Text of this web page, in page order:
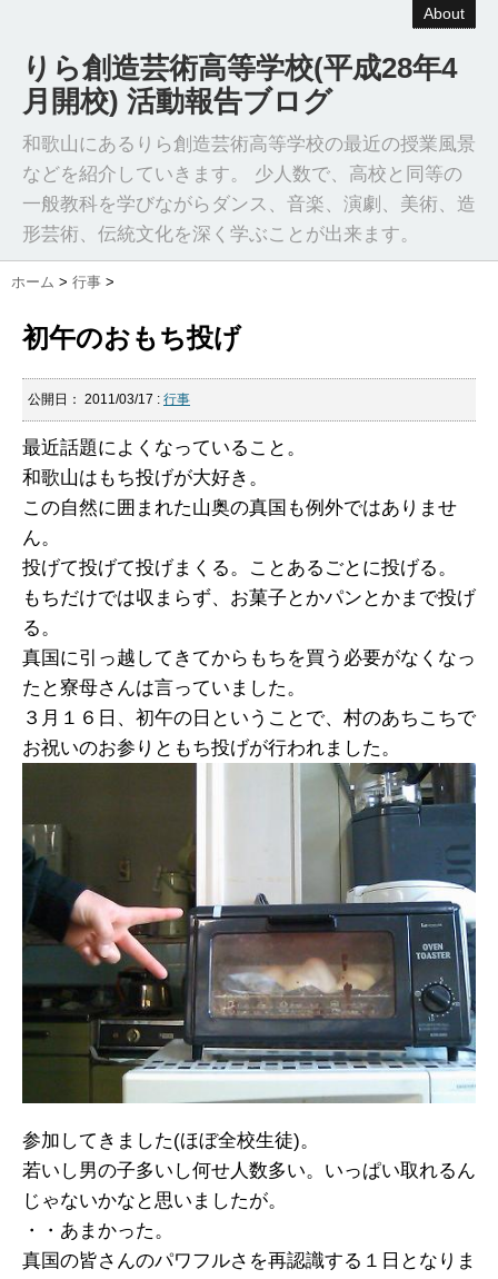
About
りら創造芸術高等学校(平成28年4
月開校) 活動報告ブログ
和歌山にあるりら創造芸術高等学校の最近の授業風景
などを紹介していきます。 少人数で、高校と同等の
一般教科を学びながらダンス、音楽、演劇、美術、造
形芸術、伝統文化を深く学ぶことが出来ます。
ホーム > 行事 >
初午のおもち投げ
公開日： 2011/03/17 : 行事
最近話題によくなっていること。
和歌山はもち投げが大好き。
この自然に囲まれた山奥の真国も例外ではありませ
ん。
投げて投げて投げまくる。ことあるごとに投げる。
もちだけでは収まらず、お菓子とかパンとかまで投げ
る。
真国に引っ越してきてからもちを買う必要がなくなっ
たと寮母さんは言っていました。
３月１６日、初午の日ということで、村のあちこちで
お祝いのお参りともち投げが行われました。
参加してきました(ほぼ全校生徒)。
若いし男の子多いし何せ人数多い。いっぱい取れるん
じゃないかなと思いましたが。
・・あまかった。
真国の皆さんのパワフルさを再認識する１日となりま